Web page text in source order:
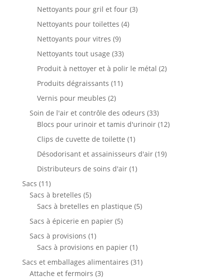
produit
Nettoyants pour gril et four 33
Nettoyants pour toilettes 44
Nettoyants pour vitres 99
produits
Nettoyants tout usage 3333
produits
Produit à nettoyer et à polir le métal 22
Produits dégraissants 1111
Vernis pour meubles 22
produits
Soin de l'air et contrôle des odeurs 3333
produits
Blocs pour urinoir et tamis d'urinoir 1212
Clips de cuvette de toilette 11
produit
Désodorisant et assainisseurs d'air 1919
Distributeurs de soins d'air 11
Sacs 1111
produits
Sacs à bretelles 55
produits
Sacs à bretelles en plastique 55
Sacs à épicerie en papier 55
Sacs à provisions 11
produit
Sacs à provisions en papier 11
produit
Sacs et emballages alimentaires 3131
Attache et fermoirs 33